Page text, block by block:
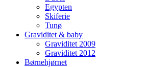
Egypten
Skiferie
Tunø
Graviditet & baby
Graviditet 2009
Graviditet 2012
Børnehjørnet